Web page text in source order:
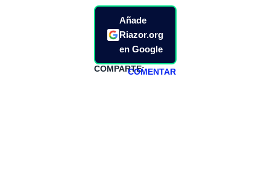
Añade
Riazor.org
en Google
COMPARTE:COMENTAR